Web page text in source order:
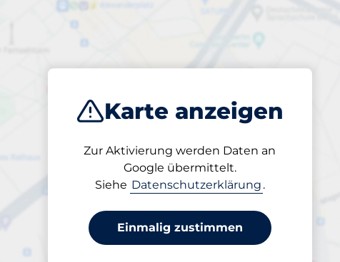
Karte anzeigen
Zur Aktivierung werden Daten an
Google übermittelt.
Siehe Datenschutzerklärung .
Einmalig zustimmen
Königsbau-Passagen
Geöffnet
Durchfahrtshöhe